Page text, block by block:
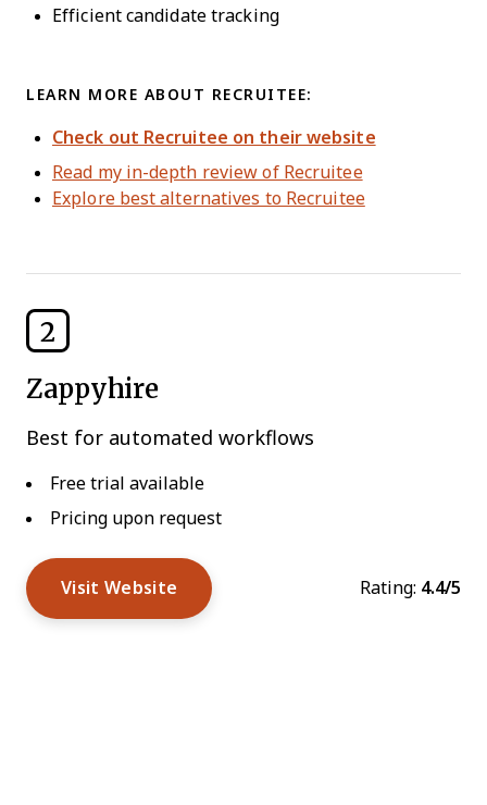
Efficient candidate tracking
LEARN MORE ABOUT RECRUITEE:
Check out Recruitee on their website
Read my in-depth review of Recruitee
Explore best alternatives to Recruitee
2
Zappyhire
Best for automated workflows
Free trial available
Pricing upon request
Visit Website Rating: 4.4/5